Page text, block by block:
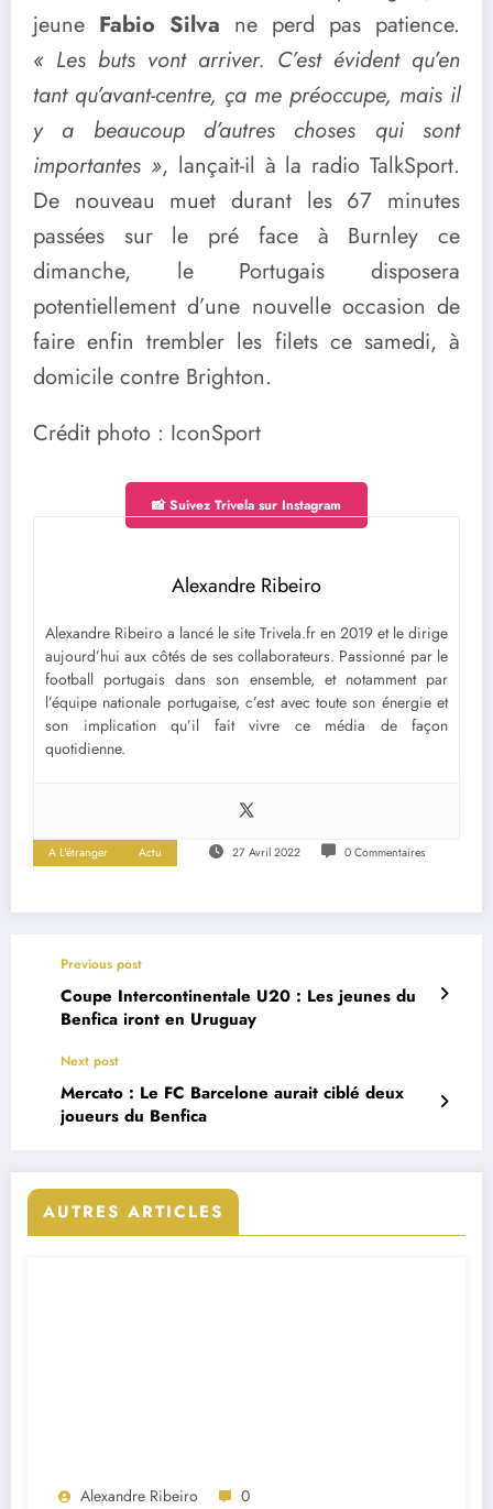
jeune Fabio Silva ne perd pas patience.
« Les buts vont arriver. C’est évident qu’en
tant qu’avant-centre, ça me préoccupe, mais il
y a beaucoup d’autres choses qui sont
importantes », lançait-il à la radio TalkSport.
De nouveau muet durant les 67 minutes
passées sur le pré face à Burnley ce
dimanche, le Portugais disposera
potentiellement d’une nouvelle occasion de
faire enfin trembler les filets ce samedi, à
domicile contre Brighton.
Crédit photo : IconSport
📸 Suivez Trivela sur Instagram
Alexandre Ribeiro
Alexandre Ribeiro a lancé le site Trivela.fr en 2019 et le dirige
aujourd’hui aux côtés de ses collaborateurs. Passionné par le
football portugais dans son ensemble, et notamment par
l’équipe nationale portugaise, c’est avec toute son énergie et
son implication qu’il fait vivre ce média de façon
quotidienne.
A L'étranger Actu 27 Avril 2022 0 Commentaires
Previous post
Coupe Intercontinentale U20 : Les jeunes du
Benfica iront en Uruguay
Next post
Mercato : Le FC Barcelone aurait ciblé deux
joueurs du Benfica
AUTRES ARTICLES
Alexandre Ribeiro 0